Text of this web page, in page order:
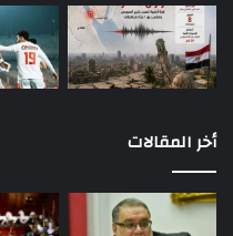
أخر المقالات